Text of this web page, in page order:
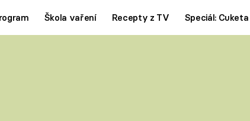
Škola vaření Recepty z TV Speciál: Cuketa